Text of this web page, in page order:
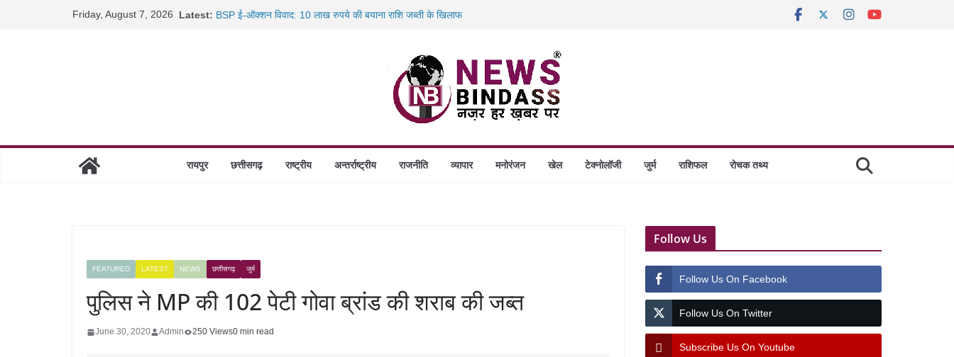
Friday, August 7, 2026 Latest: BSP ई-ऑक्शन विवाद: 10 लाख रुपये की बयाना राशि जब्ती के खिलाफ
छत्तीसगढ़ में 1460 गोधाम होंगे स्थापित, हर विकासखंड के 10 उत्कृष्ट गोठानों
साइबर ठगी पर दुर्ग पुलिस का बड़ा एक्शन: 13 म्यूल बैंक खाताधारक गिरफ्तार
रायपुर छत्तीसगढ़ राष्ट्रीय अन्तर्राष्ट्रीय राजनीति व्यापार मनोरंजन खेल टेक्नोलॉजी जुर्म राशिफल रोचक तथ्य
FEATURED LATEST NEWS छत्तीसगढ़ जुर्म
पुलिस ने MP की 102 पेटी गोवा ब्रांड की शराब की जब्त
June 30, 2020 Admin 250 Views0 min read
Follow Us
Follow Us On Facebook
Follow Us On Twitter
Subscribe Us On Youtube